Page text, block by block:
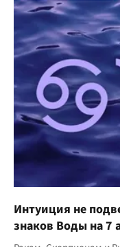
Интуиция не
знаков Воды на 7